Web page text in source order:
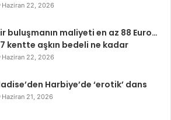
Haziran 22, 2026
buluşmanın maliyeti en az 88 Euro…
kentte aşkın bedeli ne kadar
Haziran 22, 2026
Harbiye’de ‘erotik’ dans
Haziran 21, 2026